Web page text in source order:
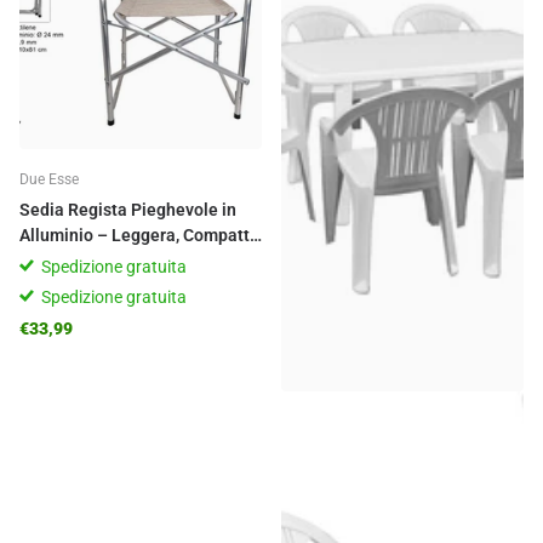
Due Esse
Sedia Regista Pieghevole in
Alluminio – Leggera, Compatta
e Sempre Pronta!
Spedizione gratuita
Spedizione gratuita
€33,99
Impilabile Facile da M...
Spedizione gratuita